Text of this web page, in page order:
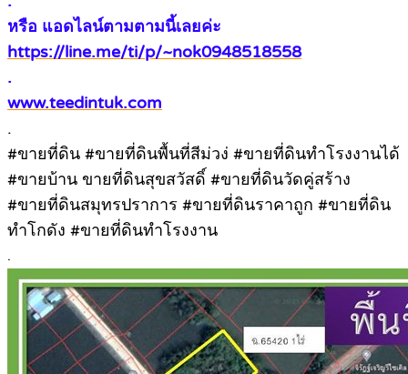
หรือ แอดไลน์ตามตามนี้เลยค่ะ
https://line.me/ti/p/~nok0948518558
.
www.teedintuk.com
.
#ขายที่ดิน #ขายที่ดินพื้นที่สีม่วง่ #ขายที่ดินทำโรงงานได้
#ขายบ้าน ขายที่ดินสุขสวัสดิ์ #ขายที่ดินวัดคู่สร้าง
#ขายที่ดินสมุทรปราการ #ขายที่ดินราคาถูก #ขายที่ดิน
ทำโกดัง #ขายที่ดินทำโรงงาน
.